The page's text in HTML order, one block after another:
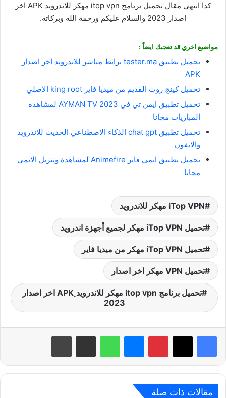
كدا انتهي مقال تحميل برنامج itop vpn مهكر للاندرويد APK اخر
اصدار 2023 والسلام عليكم ورحمة الله وبركاتة.
مواضيع اخري قد تعجبك ايضاً :
تحميل تطبيق tester.ma برابط مباشر للاندرويد اخر اصدار
APK
تحميل كينج روت القديم من ميديا فاير king root الاصلي
تحميل تطبيق ايمن تي في AYMAN TV 2023 لمشاهدة
المباريات مجانا
تحميل تطبيق chat gpt الذكاء الاصطناعي الحديث للاندرويد
والايفون
تحميل تطبيق انمي فاير Animefire لمشاهدة وتنزيل الانمي
مجانا
iTop VPN مهكر للاندرويد
تحميل iTop VPN مهكر لجميع أجهزة اندرويد
تحميل iTop VPN مهكر من ميديا فاير
تحميل VPN مهكر اخر اصدار
تحميل برنامج itop vpn مهكر للاندرويد ِAPK اخر اصدار
2023
بينتيريست واتساب
مقالات ذات صلة